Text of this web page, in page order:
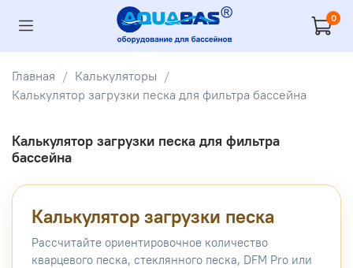
0
Главная
Калькуляторы
Калькулятор загрузки песка для фильтра бассейна
Калькулятор загрузки песка для фильтра
бассейна
Калькулятор загрузки песка
Рассчитайте ориентировочное количество
кварцевого песка, стеклянного песка, DFM Pro или